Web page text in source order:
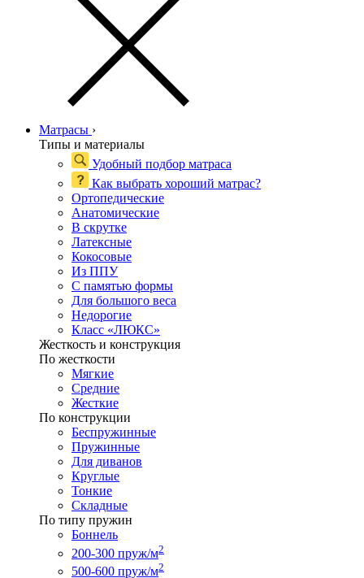
Матрасы ›
Типы и материалы
Удобный подбор матраса
Как выбрать хороший матрас?
Ортопедические
Анатомические
В скрутке
Латексные
Кокосовые
Из ППУ
С памятью формы
Для большого веса
Недорогие
Класс «ЛЮКС»
Жесткость и конструкция
По жесткости
Мягкие
Средние
Жесткие
По конструкции
Беспружинные
Пружинные
Для диванов
Круглые
Тонкие
Складные
По типу пружин
Боннель
200-300 пруж/м2
500-600 пруж/м2